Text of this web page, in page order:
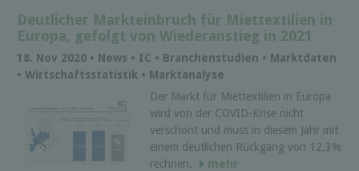
Deutlicher Markteinbruch für Miettextilien in
Europa, gefolgt von Wiederanstieg in 2021
18. Nov 2020 • News • IC • Branchenstudien • Marktdaten
• Wirtschaftsstatistik • Marktanalyse
Der Markt für Miettextilien in Europa
wird von der COVID-Krise nicht
verschont und muss in diesem Jahr mit
einem deutlichen Rückgang von 12,3%
rechnen.
mehr